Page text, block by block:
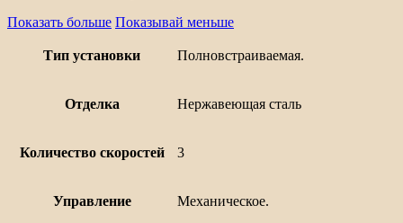
Показать больше Показывай меньше
Тип установки Полновстраиваемая.
Отделка Нержавеющая сталь
Количество скоростей 3
Управление Механическое.